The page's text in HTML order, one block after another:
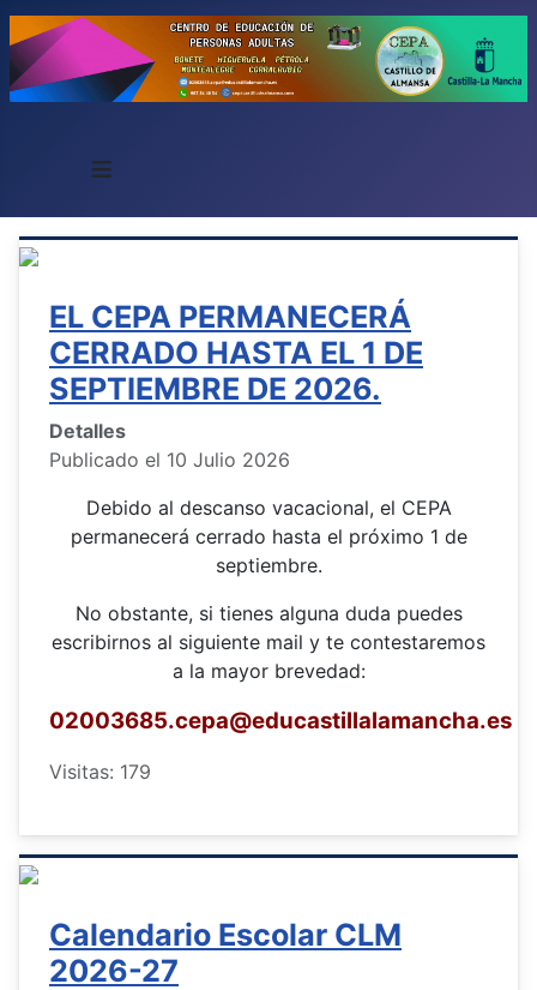
≡
EL CEPA PERMANECERÁ
CERRADO HASTA EL 1 DE
SEPTIEMBRE DE 2026.
Detalles
Publicado el 10 Julio 2026
Debido al descanso vacacional, el CEPA
permanecerá cerrado hasta el próximo 1 de
septiembre.
No obstante, si tienes alguna duda puedes
escribirnos al siguiente mail y te contestaremos
a la mayor brevedad:
02003685.cepa@educastillalamancha.es
Visitas: 179
Calendario Escolar CLM
2026-27